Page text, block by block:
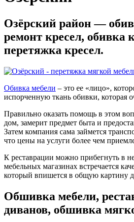
Озёрский район —
ремонт кресел, обивка
перетяжка кресел.
Обивка мебели – это ее «лицо»,
испорченную ткань обивки, которая
Правильно оказать помощь в этом
дом, замерит предмет быта и
Затем компания сама займется
что цены на услуги более чем
К реставрации можно прибегнуть в
мебельных магазинах встречается
который впишется в общую картину
Обшивка мебели,
диванов, обшивка